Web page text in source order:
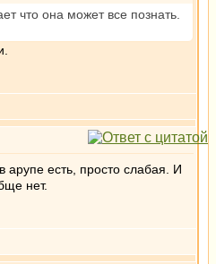
что она может все познать.
есть, просто слабая. И
нет.